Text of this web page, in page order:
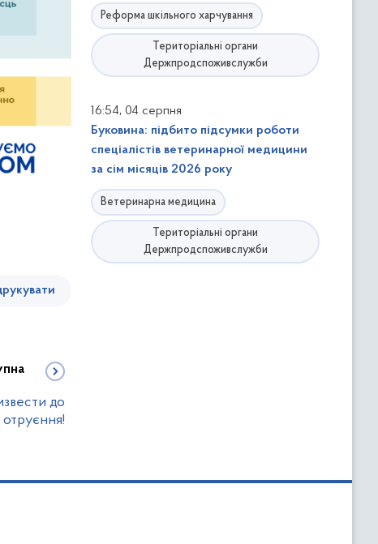
до
отруєння!
Реформа шкільного харчування
Територіальні органи
Держпродспоживслужби
16:54, 04 серпня
Буковина: підбито підсумки роботи
спеціалістів ветеринарної медицини
за сім місяців 2026 року
Ветеринарна медицина
Територіальні органи
Держпродспоживслужби